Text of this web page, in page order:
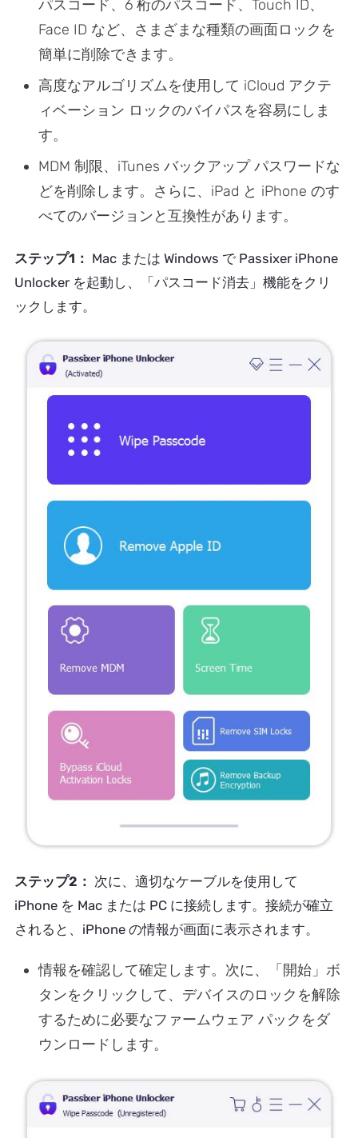
パスコード、6 桁のパスコード、Touch ID、
Face ID など、さまざまな種類の画面ロックを
簡単に削除できます。
高度なアルゴリズムを使用して iCloud アクテ
ィベーション ロックのバイパスを容易にしま
す。
MDM 制限、iTunes バックアップ パスワードな
どを削除します。さらに、iPad と iPhone のす
べてのバージョンと互換性があります。
ステップ1： Mac または Windows で Passixer iPhone
Unlocker を起動し、「パスコード消去」機能をクリ
ックします。
ステップ2： 次に、適切なケーブルを使用して
iPhone を Mac または PC に接続します。接続が確立
されると、iPhone の情報が画面に表示されます。
情報を確認して確定します。次に、「開始」ボ
タンをクリックして、デバイスのロックを解除
するために必要なファームウェア パックをダ
ウンロードします。